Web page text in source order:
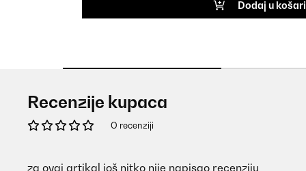
Dodaj u
Recenzije kupaca
O recenziji
za ovaj artikal još nitko nije napisao recenziju